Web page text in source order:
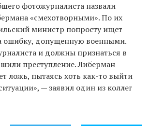
фотожурналиста назвали
«смехотворными». По их
министр попросту ищет
ошибку, допущенную военными.
и должны признаться в
преступление. Либерман
ложь, пытаясь хоть как-то выйти
— заявил один из коллег